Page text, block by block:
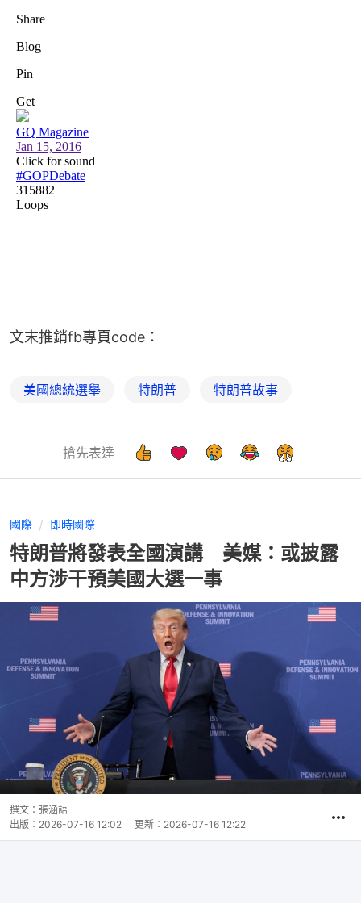
文末推銷fb專頁code：
美國總統選舉 特朗普 特朗普故事
搶先表達
國際 即時國際
特朗普將發表全國演講 美媒：或披露
中方涉干預美國大選一事
撰文： 張涵語
出版： 2026-07-16 12:02 更新： 2026-07-16 12:22